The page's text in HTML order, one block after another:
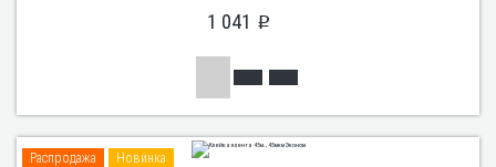
1 041 p
Распродажа Новинка